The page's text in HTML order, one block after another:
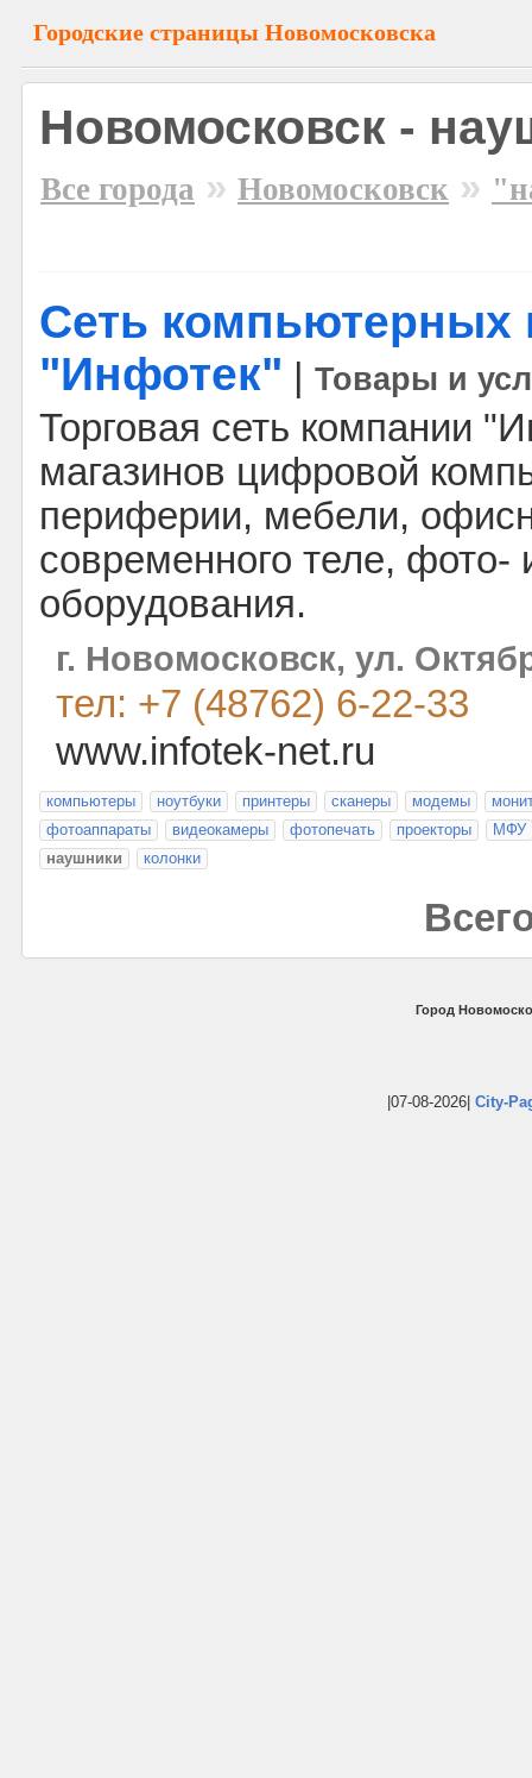
Городские страницы Новомосковска
Новомосковск -
Все города » Новомосковск »
Сеть компьютерных
"Инфотек"
Товары и
Торговая сеть компании
магазинов цифровой
периферии, мебели,
современного теле, фото-
оборудования.
г. Новомосковск, ул.
тел: +7 (48762) 6-22-33
www.infotek-net.ru
компьютеры ноутбуки принтеры сканеры модемы
фотоаппараты
видеокамеры фотопечать проекторы
МФУ
наушники
колонки
Город
|07-08-2026| City-